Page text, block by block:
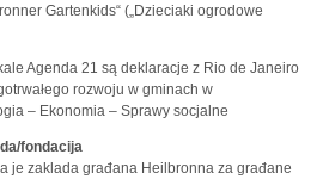
Gartenkids“ („Dzieciaki ogrodowe
Agenda 21 są deklaracje z Rio de Janeiro
rozwoju w gminach w
– Ekonomia – Sprawy socjalne
fondacija
je zaklada građana Heilbronna za građane